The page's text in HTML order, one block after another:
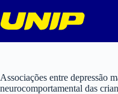
para
o
Associações entre depressão
neurocomportamental das